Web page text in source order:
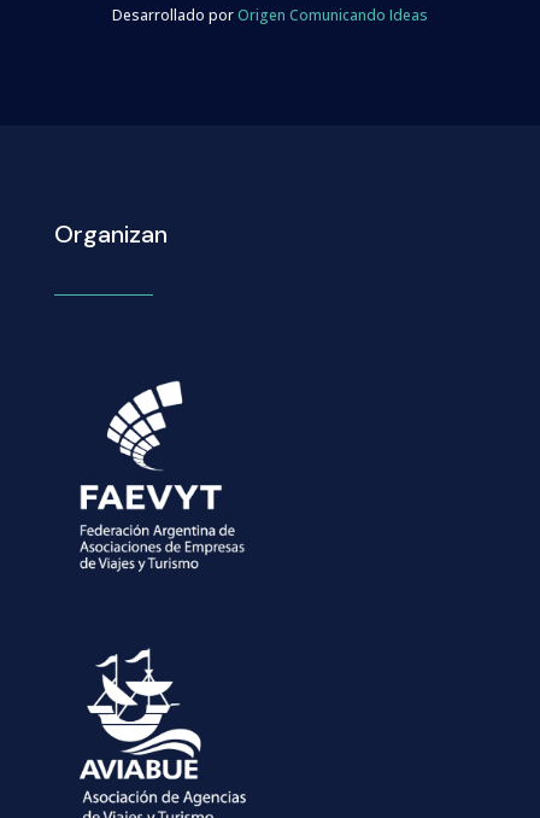
Desarrollado porOrigen Comunicando Ideas
Organizan